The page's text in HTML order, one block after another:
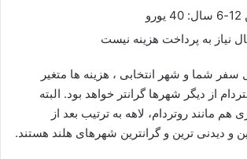
سفر شما و شهر انتخابی ، هزینه ها متغیر
از دیگر شهرها گرانتر خواهد بود. البته
مانند روتردام، لاهه به ترتیب بعد از
و دیدنی ترین و گرانترین شهرهای هلند هستند.